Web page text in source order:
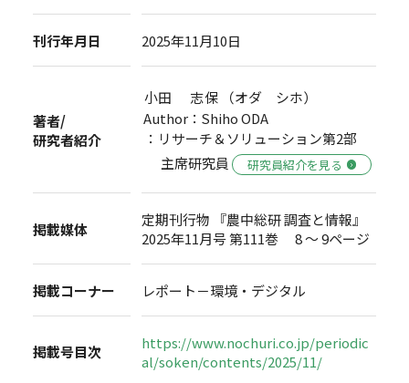
刊行年月日 2025年11月10日
著者/
研究者紹介
小田 志保 （オダ シホ）
Author：Shiho ODA
：リサーチ＆ソリューション第2部
主席研究員
研究員紹介を見る
掲載媒体
定期刊行物 『農中総研 調査と情報』
2025年11月号 第111巻 8 ～ 9ページ
掲載コーナー レポート－環境・デジタル
掲載号目次
https://www.nochuri.co.jp/periodic
al/soken/contents/2025/11/